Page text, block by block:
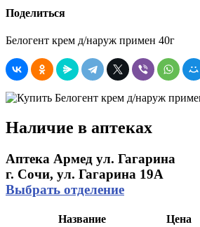
Поделиться
Белогент крем д/наруж примен 40г
Наличие в аптеках
Аптека Армед ул. Гагарина
г. Сочи, ул. Гагарина 19А
Выбрать отделение
Название Цена